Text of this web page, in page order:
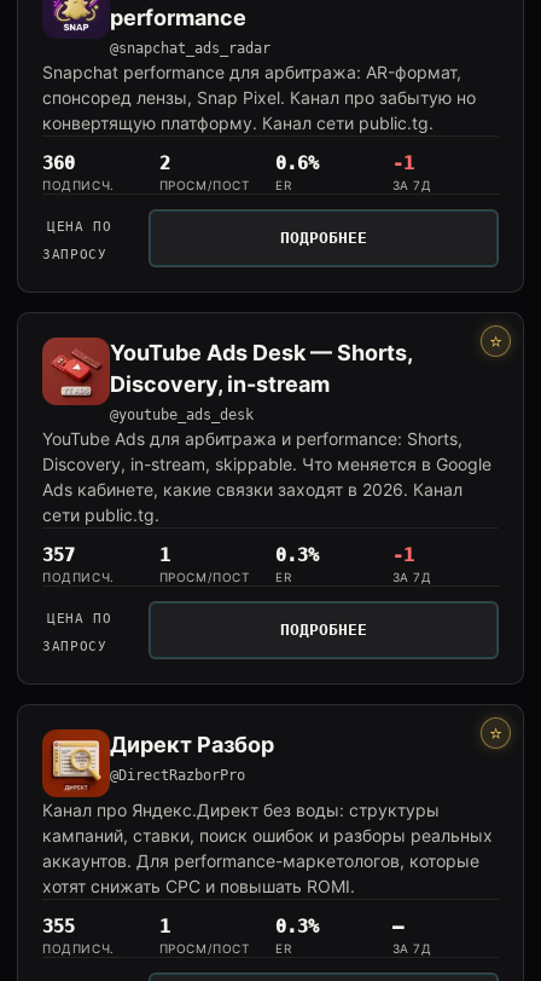
performance
@snapchat_ads_radar
Snapchat performance для арбитража: AR-формат,
спонсоред лензы, Snap Pixel. Канал про забытую но
конвертящую платформу. Канал сети public.tg.
360
ПОДПИСЧ.
2
ПРОСМ/ПОСТ
0.6%
ER
-1
ЗА 7Д
ЦЕНА ПО
ЗАПРОСУ
ПОДРОБНЕЕ
⭐
YouTube Ads Desk — Shorts,
Discovery, in-stream
@youtube_ads_desk
YouTube Ads для арбитража и performance: Shorts,
Discovery, in-stream, skippable. Что меняется в Google
Ads кабинете, какие связки заходят в 2026. Канал
сети public.tg.
357
ПОДПИСЧ.
1
ПРОСМ/ПОСТ
0.3%
ER
-1
ЗА 7Д
ЦЕНА ПО
ЗАПРОСУ
ПОДРОБНЕЕ
⭐
Директ Разбор
@DirectRazborPro
Канал про Яндекс.Директ без воды: структуры
кампаний, ставки, поиск ошибок и разборы реальных
аккаунтов. Для performance-маркетологов, которые
хотят снижать CPC и повышать ROMI.
355
ПОДПИСЧ.
1
ПРОСМ/ПОСТ
0.3%
ER
—
ЗА 7Д